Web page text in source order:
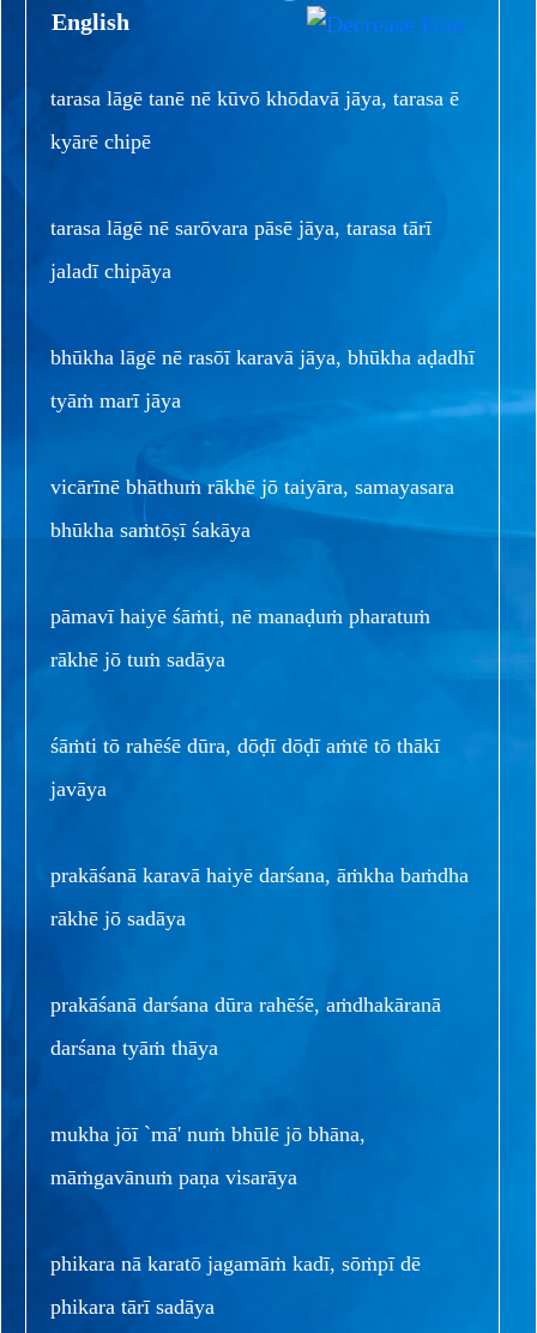
English
tarasa lāgē tanē nē kūvō khōdavā jāya, tarasa ē
kyārē chipē
tarasa lāgē nē sarōvara pāsē jāya, tarasa tārī
jaladī chipāya
bhūkha lāgē nē rasōī karavā jāya, bhūkha aḍadhī
tyāṁ marī jāya
vicārīnē bhāthuṁ rākhē jō taiyāra, samayasara
bhūkha saṁtōṣī śakāya
pāmavī haiyē śāṁti, nē manaḍuṁ pharatuṁ
rākhē jō tuṁ sadāya
śāṁti tō rahēśē dūra, dōḍī dōḍī aṁtē tō thākī
javāya
prakāśanā karavā haiyē darśana, āṁkha baṁdha
rākhē jō sadāya
prakāśanā darśana dūra rahēśē, aṁdhakāranā
darśana tyāṁ thāya
mukha jōī `mā' nuṁ bhūlē jō bhāna,
māṁgavānuṁ paṇa visarāya
phikara nā karatō jagamāṁ kadī, sōṁpī dē
phikara tārī sadāya